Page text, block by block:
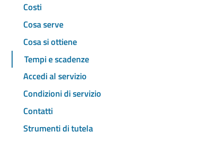
Costi
Cosa serve
Cosa si ottiene
Tempi e scadenze
Accedi al servizio
Condizioni di servizio
Contatti
Strumenti di tutela